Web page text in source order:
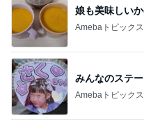
娘も美味しい
Amebaトピックス
みんなのステ
Amebaトピックス